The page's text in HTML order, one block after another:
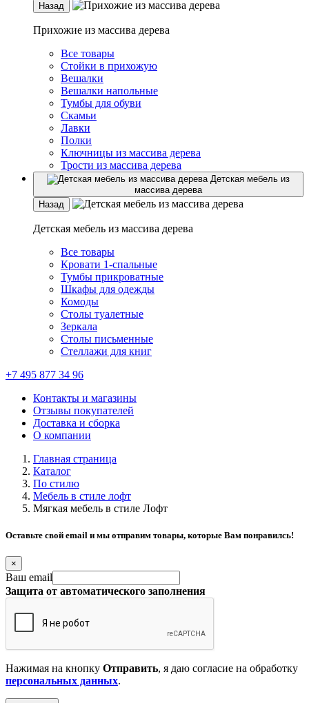
Назад
Прихожие из массива дерева
Все товары
Стойки в прихожую
Вешалки
Вешалки напольные
Тумбы для обуви
Скамьи
Лавки
Полки
Ключницы из массива дерева
Трости из массива дерева
Детская мебель из
массива дерева
Назад
Детская мебель из массива дерева
Все товары
Кровати 1-спальные
Тумбы прикроватные
Шкафы для одежды
Комоды
Столы туалетные
Зеркала
Столы письменные
Стеллажи для книг
+7 495 877 34 96
Контакты и магазины
Отзывы покупателей
Доставка и сборка
О компании
Главная страница
Каталог
По стилю
Мебель в стиле лофт
Мягкая мебель в стиле Лофт
Оставьте свой email и мы отправим товары, которые Вам понравилсь!
×
Ваш email
Защита от автоматического заполнения
Нажимая на кнопку Отправить, я даю согласие на обработку
персональных данных.